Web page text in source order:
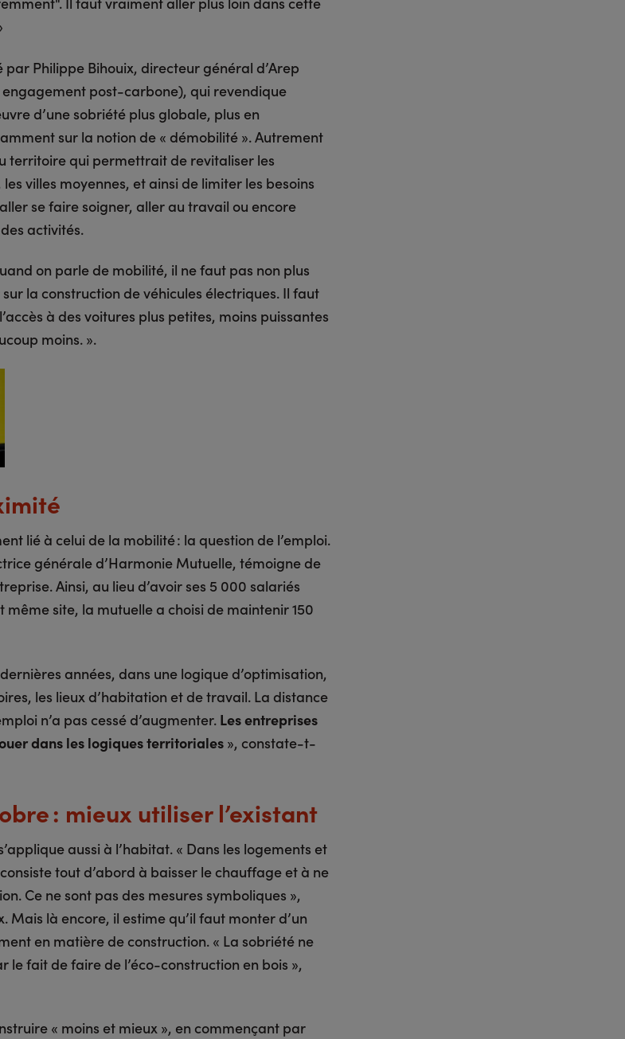
Philippe Bihouix, directeur général d’Arep
post-carbone), qui revendique
d’une sobriété plus globale, plus en
sur la notion de « démobilité ». Autrement
territoire qui permettrait de revitaliser les
villes moyennes, et ainsi de limiter les besoins
se faire soigner, aller au travail ou encore
activités.
on parle de mobilité, il ne faut pas non plus
la construction de véhicules électriques. Il faut
à des voitures plus petites, moins puissantes
moins. ».
lié à celui de la mobilité : la question de l’emploi.
générale d’Harmonie Mutuelle, témoigne de
Ainsi, au lieu d’avoir ses 5 000 salariés
même site, la mutuelle a choisi de maintenir 150
années, dans une logique d’optimisation,
les lieux d’habitation et de travail. La distance
n’a pas cessé d’augmenter. Les entreprises
dans les logiques territoriales», constate-t-
: mieux utiliser l’existant
aussi à l’habitat. « Dans les logements et
tout d’abord à baisser le chauffage et à ne
Ce ne sont pas des mesures symboliques »,
Mais là encore, il estime qu’il faut monter d’un
en matière de construction. « La sobriété ne
le fait de faire de l’éco-construction en bois »,
« moins et mieux », en commençant par